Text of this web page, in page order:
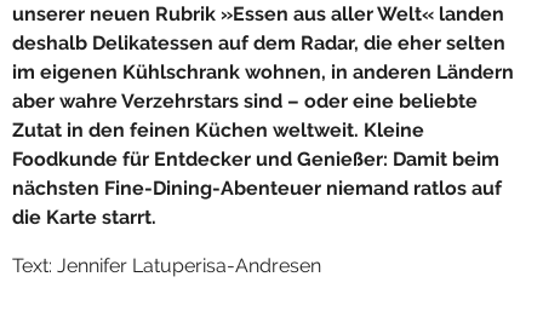
unserer neuen Rubrik »Essen aus aller Welt« landen
deshalb Delikatessen auf dem Radar, die eher selten
im eigenen Kühlschrank wohnen, in anderen Ländern
aber wahre Verzehrstars sind – oder eine beliebte
Zutat in den feinen Küchen weltweit. Kleine
Foodkunde für Entdecker und Genießer: Damit beim
nächsten Fine-Dining-Abenteuer niemand ratlos auf
die Karte starrt.
Text: Jennifer Latuperisa-Andresen